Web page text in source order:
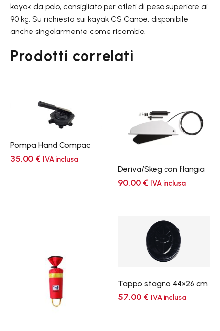
kayak da polo, consigliato per atleti di peso superiore ai
90 kg. Su richiesta sui kayak CS Canoe, disponibile
anche singolarmente come ricambio.
Prodotti correlati
Pompa Hand Compac
35,00 € IVA inclusa
Deriva/Skeg con flangia
90,00 € IVA inclusa
Tappo stagno 44×26 cm
57,00 € IVA inclusa